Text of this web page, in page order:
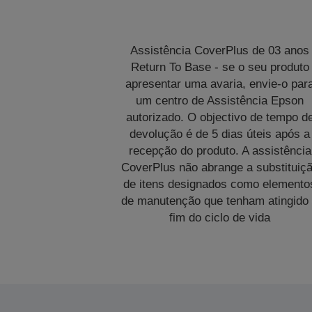
Assistência CoverPlus de 03 anos
Return To Base - se o seu produto
apresentar uma avaria, envie-o
um centro de Assistência Epson
autorizado. O objectivo de tempo
devolução é de 5 dias úteis após a
recepção do produto. A assistência
CoverPlus não abrange a
de itens designados como
de manutenção que tenham atingido
fim do ciclo de vida